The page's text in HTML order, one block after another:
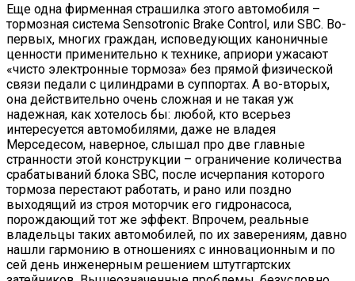
Еще одна фирменная страшилка этого автомобиля –
тормозная система Sensotronic Brake Control, или SBC. Во-
первых, многих граждан, исповедующих каноничные
ценности применительно к технике, априори ужасают
«чисто электронные тормоза» без прямой физической
связи педали с цилиндрами в суппортах. А во-вторых,
она действительно очень сложная и не такая уж
надежная, как хотелось бы: любой, кто всерьез
интересуется автомобилями, даже не владея
Мерседесом, наверное, слышал про две главные
странности этой конструкции – ограничение количества
срабатываний блока SBC, после исчерпания которого
тормоза перестают работать, и рано или поздно
выходящий из строя моторчик его гидронасоса,
порождающий тот же эффект. Впрочем, реальные
владельцы таких автомобилей, по их заверениям, давно
нашли гармонию в отношениях с инновационным и по
сей день инженерным решением штутгартских